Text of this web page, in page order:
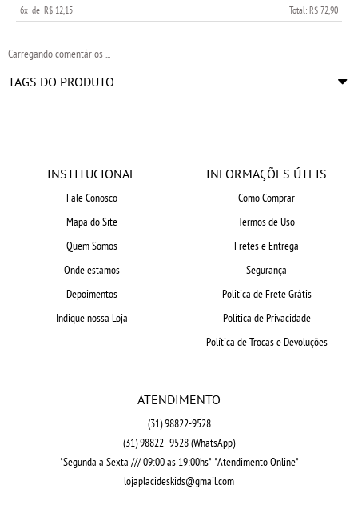
6x de R$ 12,15 Total: R$ 72,90
Carregando comentários ...
TAGS DO PRODUTO
INSTITUCIONAL
Fale Conosco
Mapa do Site
Quem Somos
Onde estamos
Depoimentos
Indique nossa Loja
INFORMAÇÕES ÚTEIS
Como Comprar
Termos de Uso
Fretes e Entrega
Segurança
Politica de Frete Grátis
Política de Privacidade
Política de Trocas e Devoluções
ATENDIMENTO
(31)98822-9528
(31)98822 -9528(WhatsApp)
*Segunda a Sexta /// 09:00 as 19:00hs* *Atendimento Online*
lojaplacideskids@gmail.com